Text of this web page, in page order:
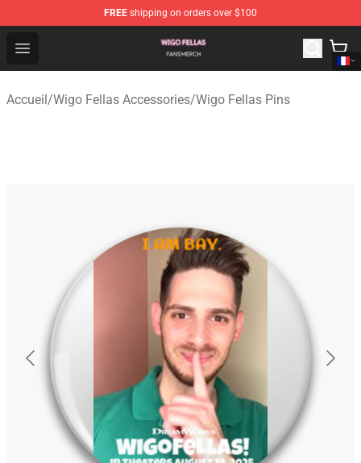
FREE shipping on orders over $100
Open menu
Wigo Fellas Shop - Official Wigo Fellas Merchandise
Accueil/Wigo Fellas Accessories/Wigo Fellas Pins